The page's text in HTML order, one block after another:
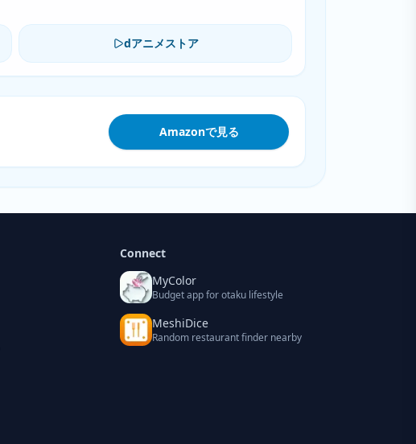
dアニメストア
Amazonで見る
Connect
MyColor
Budget app for otaku lifestyle
MeshiDice
Random restaurant finder nearby